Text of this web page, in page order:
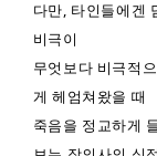
다만, 타인들에겐
비극이
무엇보다 비극적
게 헤엄쳐왔을 때
죽음을 정교하게